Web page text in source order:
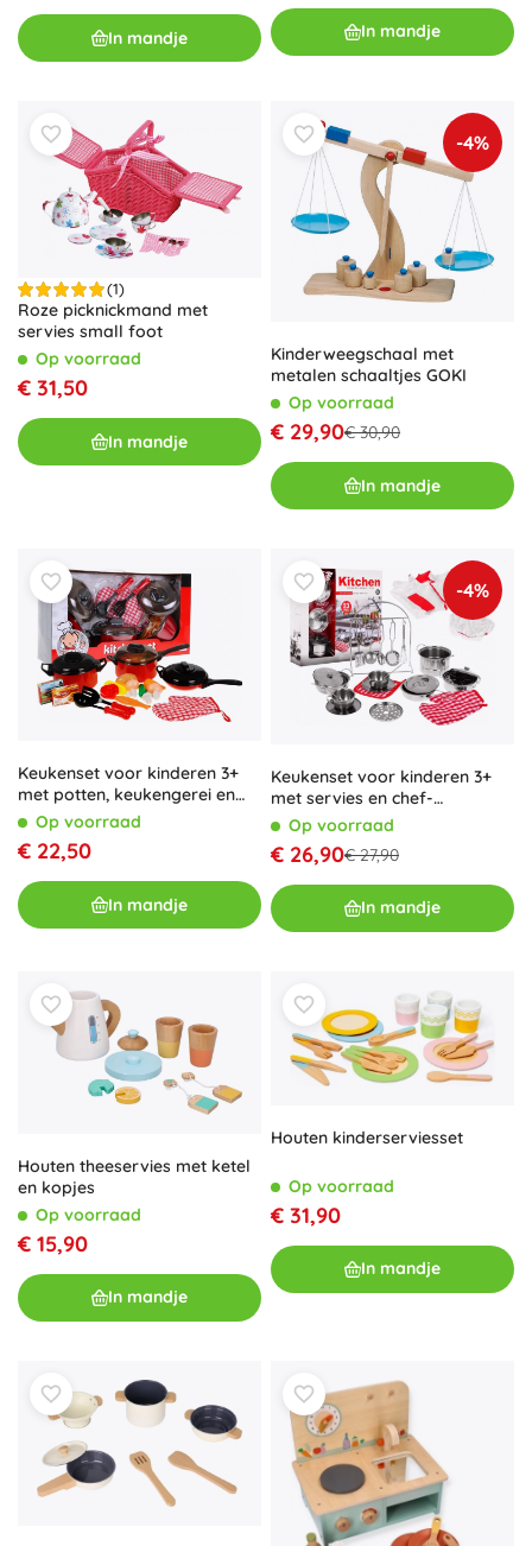
In mandje In mandje
(1)
Roze picknickmand met
servies small foot
Op voorraad
€ 31,50
In mandje
-4%
Kinderweegschaal met
metalen schaaltjes GOKI
Op voorraad
€ 29,90€ 30,90
In mandje
Keukenset voor kinderen 3+
met potten, keukengerei en
voedselreplica's, 22 stuks
Op voorraad
€ 22,50
In mandje
-4%
Keukenset voor kinderen 3+
met servies en chef-
kokskostuum
Op voorraad
€ 26,90€ 27,90
In mandje
Houten theeservies met ketel
en kopjes
Op voorraad
€ 15,90
In mandje
Houten kinderserviesset
Op voorraad
€ 31,90
In mandje